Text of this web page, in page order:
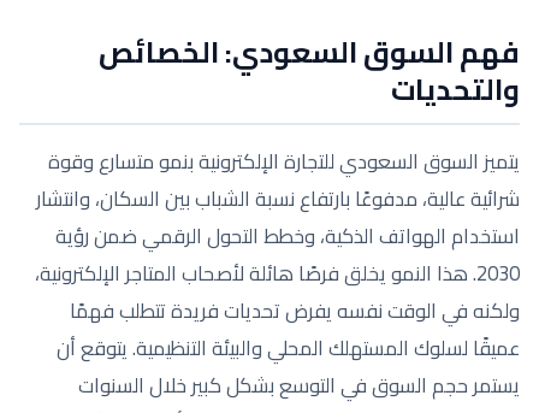
فهم السوق السعودي: الخصائص
والتحديات
يتميز السوق السعودي للتجارة الإلكترونية بنمو متسارع وقوة
شرائية عالية، مدفوعًا بارتفاع نسبة الشباب بين السكان، وانتشار
استخدام الهواتف الذكية، وخطط التحول الرقمي ضمن رؤية
2030. هذا النمو يخلق فرصًا هائلة لأصحاب المتاجر الإلكترونية،
ولكنه في الوقت نفسه يفرض تحديات فريدة تتطلب فهمًا
عميقًا لسلوك المستهلك المحلي والبيئة التنظيمية. يتوقع أن
يستمر حجم السوق في التوسع بشكل كبير خلال السنوات